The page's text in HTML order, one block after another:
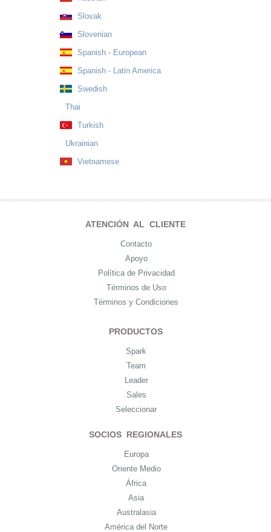
Slovak
Slovenian
Spanish - European
Spanish - Latin America
Swedish
Thai
Turkish
Ukrainian
Vietnamese
ATENCIÓN AL CLIENTE
Contacto
Apoyo
Política de Privacidad
Términos de Uso
Términos y Condiciones
PRODUCTOS
Spark
Team
Leader
Sales
Seleccionar
SOCIOS REGIONALES
Europa
Oriente Medio
África
Asia
Australasia
América del Norte